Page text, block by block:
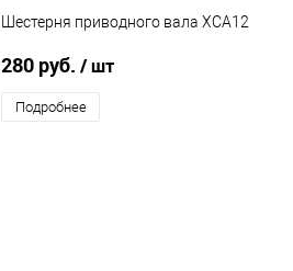
Шестерня приводного вала XCA12
280 руб. / шт
Подробнее